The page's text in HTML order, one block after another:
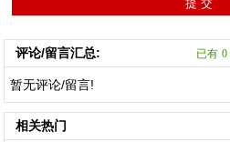
评论/留言汇总: 已有 0
暂无评论/留言!
相关热门